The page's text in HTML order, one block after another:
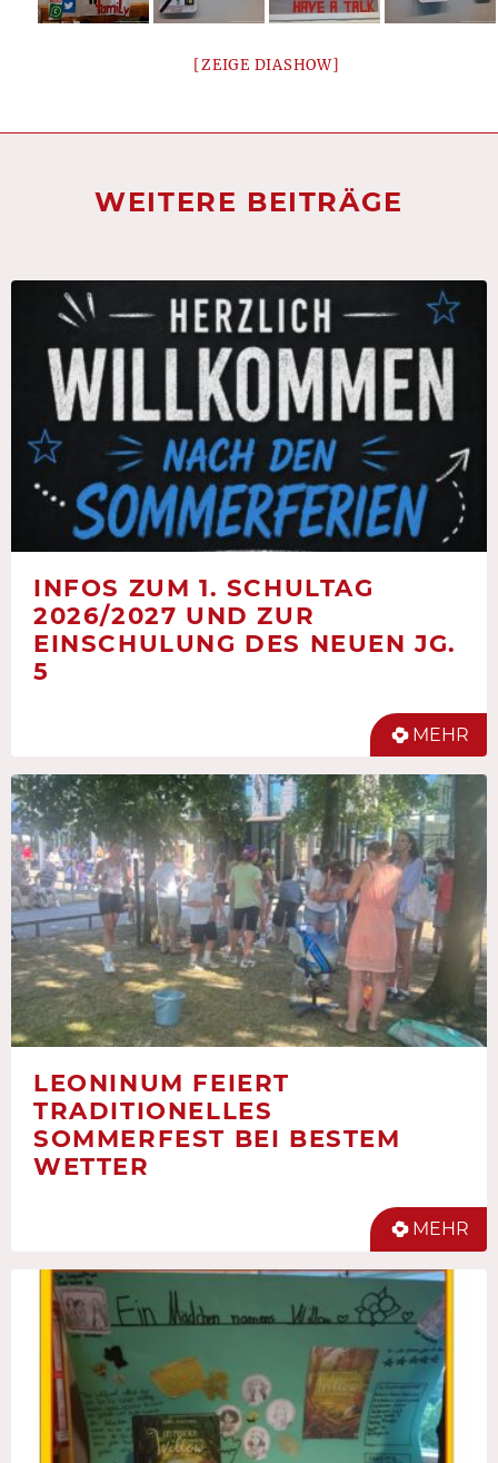
[ZEIGE DIASHOW]
WEITERE BEITRÄGE
INFOS ZUM 1. SCHULTAG
2026/2027 UND ZUR
EINSCHULUNG DES NEUEN JG.
5
MEHR
LEONINUM FEIERT
TRADITIONELLES
SOMMERFEST BEI BESTEM
WETTER
MEHR